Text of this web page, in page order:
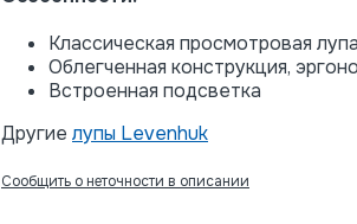
Классическая просмотровая
Облегченная конструкция,
Встроенная подсветка
Другие лупы Levenhuk
Сообщить о неточности в описании